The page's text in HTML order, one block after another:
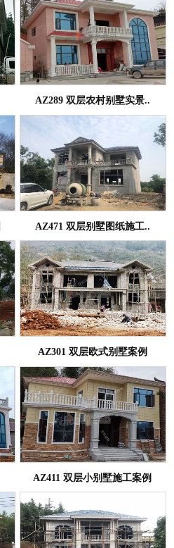
AZ289 双层农村别墅实景..
AZ471 双层别墅图纸施工..
AZ301 双层欧式别墅案例
AZ411 双层小别墅施工案例